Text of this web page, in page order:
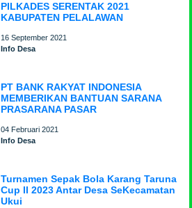
PILKADES SERENTAK 2021
KABUPATEN PELALAWAN
16 September 2021
Info Desa
PT BANK RAKYAT INDONESIA
MEMBERIKAN BANTUAN SARANA
PRASARANA PASAR
04 Februari 2021
Info Desa
Turnamen Sepak Bola Karang Taruna
Cup II 2023 Antar Desa SeKecamatan
Ukui